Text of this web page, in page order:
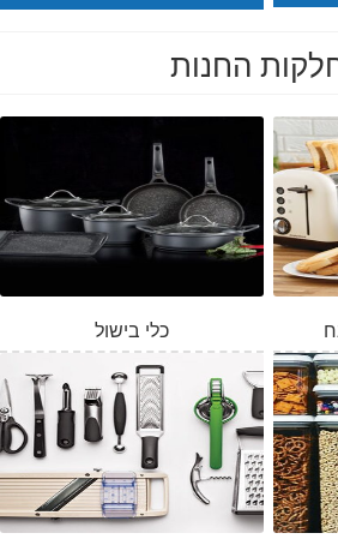
החנות
כלי בישול